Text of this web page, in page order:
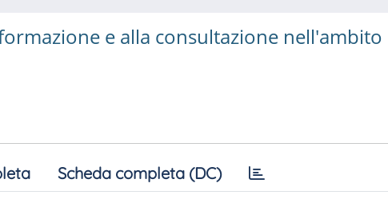
e alla consultazione nell'ambito
Scheda completa (DC)